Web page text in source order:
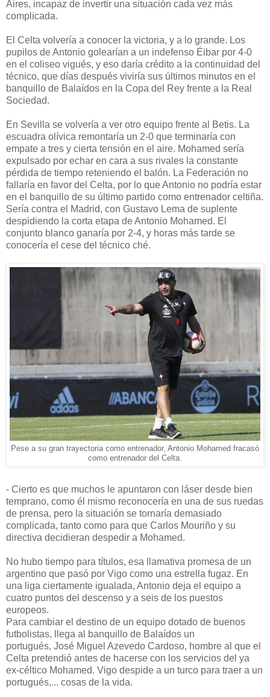
Aires, incapaz de invertir una situación cada vez más
complicada.
El Celta volvería a conocer la victoria, y a lo grande. Los
pupilos de Antonio golearían a un indefenso Éibar por 4-0
en el coliseo vigués, y eso daría crédito a la continuidad del
técnico, que días después viviría sus últimos minutos en el
banquillo de Balaídos en la Copa del Rey frente a la Real
Sociedad.
En Sevilla se volvería a ver otro equipo frente al Betis. La
escuadra olívica remontaría un 2-0 que terminaría con
empate a tres y cierta tensión en el aire. Mohamed sería
expulsado por echar en cara a sus rivales la constante
pérdida de tiempo reteniendo el balón. La Federación no
fallaría en favor del Celta, por lo que Antonio no podría estar
en el banquillo de su último partido como entrenador celtiña.
Sería contra el Madrid, con Gustavo Lema de suplente
despidiendo la corta etapa de Antonio Mohamed. El
conjunto blanco ganaría por 2-4, y horas más tarde se
conocería el cese del técnico ché.
Pese a su gran trayectoria como entrenador, Antonio Mohamed fracasó
como entrenador del Celta.
- Cierto es que muchos le apuntaron con láser desde bien
temprano, como él mismo reconocería en una de sus ruedas
de prensa, pero la situación se tornaría demasiado
complicada, tanto como para que Carlos Mouriño y su
directiva decidieran despedir a Mohamed.
No hubo tiempo para títulos, esa llamativa promesa de un
argentino que pasó por Vigo como una estrella fugaz. En
una liga ciertamente igualada, Antonio deja el equipo a
cuatro puntos del descenso y a seis de los puestos
europeos.
Para cambiar el destino de un equipo dotado de buenos
futbolistas, llega al banquillo de Balaídos un
portugués, José Miguel Azevedo Cardoso, hombre al que el
Celta pretendió antes de hacerse con los servicios del ya
ex-céltico Mohamed. Vigo despide a un turco para traer a un
portugués,... cosas de la vida.